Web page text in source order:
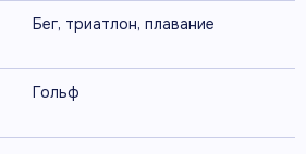
Бег, триатлон, плавание
Гольф